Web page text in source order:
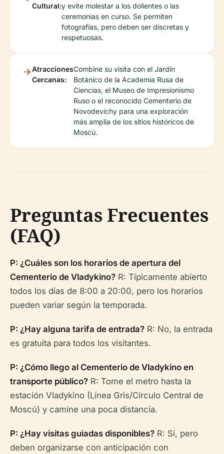
Cultural:y evite molestar a los dolientes o las
ceremonias en curso. Se permiten
fotografías, pero deben ser discretas y
respetuosas.
Atracciones
Cercanas:
Combine su visita con el Jardín
Botánico de la Academia Rusa de
Ciencias, el Museo de Impresionismo
Ruso o el reconocido Cementerio de
Novodevichy para una exploración
más amplia de los sitios históricos de
Moscú.
Preguntas Frecuentes
(FAQ)
P: ¿Cuáles son los horarios de apertura del
Cementerio de Vladykino? R: Típicamente abierto
todos los días de 8:00 a 20:00, pero los horarios
pueden variar según la temporada.
P: ¿Hay alguna tarifa de entrada? R: No, la entrada
es gratuita para todos los visitantes.
P: ¿Cómo llego al Cementerio de Vladykino en
transporte público? R: Tome el metro hasta la
estación Vladykino (Línea Gris/Círculo Central de
Moscú) y camine una poca distancia.
P: ¿Hay visitas guiadas disponibles? R: Sí, pero
deben organizarse con anticipación con